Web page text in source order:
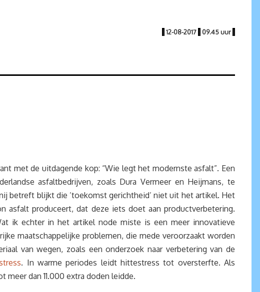
| 12-08-2017 | 09.45 uur |
met de uitdagende kop: “Wie legt het modernste asfalt”. Een
asfaltbedrijven, zoals Dura Vermeer en Heijmans, te
betreft blijkt die ’toekomst gerichtheid’ niet uit het artikel. Het
asfalt produceert, dat deze iets doet aan productverbetering.
ik echter in het artikel node miste is een meer innovatieve
maatschappelijke problemen, die mede veroorzaakt worden
van wegen, zoals een onderzoek naar verbetering van de
. In warme periodes leidt hittestress tot oversterfte. Als
meer dan 11.000 extra doden leidde.